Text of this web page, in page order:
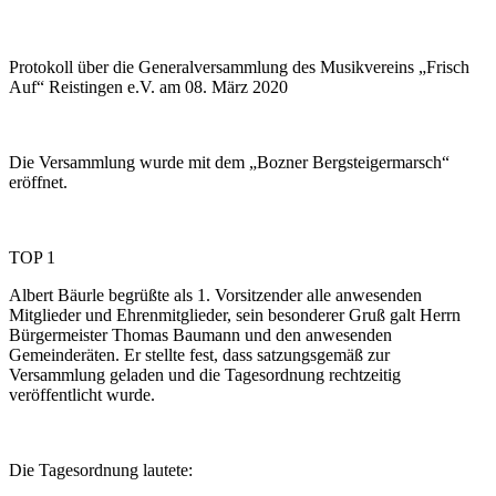
Protokoll über die Generalversammlung des Musikvereins „Frisch
Auf“ Reistingen e.V. am 08. März 2020
Die Versammlung wurde mit dem „Bozner Bergsteigermarsch“
eröffnet.
TOP 1
Albert Bäurle begrüßte als 1. Vorsitzender alle anwesenden
Mitglieder und Ehrenmitglieder, sein besonderer Gruß galt Herrn
Bürgermeister Thomas Baumann und den anwesenden
Gemeinderäten. Er stellte fest, dass satzungsgemäß zur
Versammlung geladen und die Tagesordnung rechtzeitig
veröffentlicht wurde.
Die Tagesordnung lautete: